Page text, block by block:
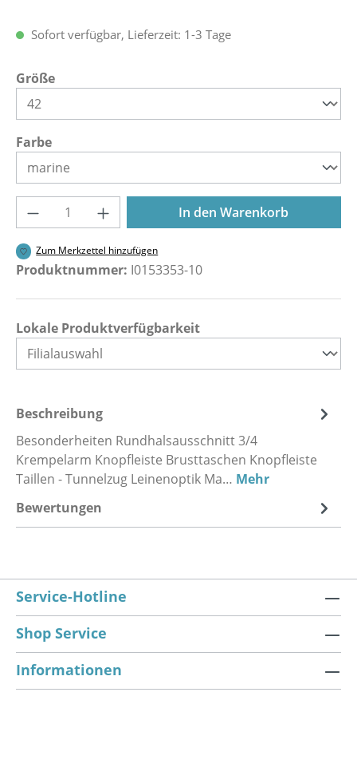
Sofort verfügbar, Lieferzeit: 1-3 Tage
Größeauswählen
Farbeauswählen
Produkt Anzahl: Gib den gewünschten
In den Warenkorb
Zum Merkzettel hinzufügen
Produktnummer: I0153353-10
Lokale Produktverfügbarkeit
Beschreibung
Besonderheiten Rundhalsausschnitt 3/4
Krempelarm Knopfleiste Brusttaschen Knopfleiste
Taillen - Tunnelzug Leinenoptik Ma… Mehr
Bewertungen
Service-Hotline
Shop Service
Informationen